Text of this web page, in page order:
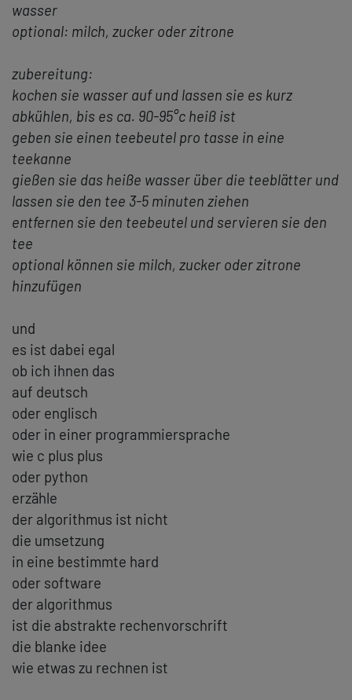
wasser
optional: milch, zucker oder zitrone
zubereitung:
kochen sie wasser auf und lassen sie es kurz
abkühlen, bis es ca. 90-95°c heiß ist
geben sie einen teebeutel pro tasse in eine
teekanne
gießen sie das heiße wasser über die teeblätter und
lassen sie den tee 3-5 minuten ziehen
entfernen sie den teebeutel und servieren sie den
tee
optional können sie milch, zucker oder zitrone
hinzufügen
und
es ist dabei egal
ob ich ihnen das
auf deutsch
oder englisch
oder in einer programmiersprache
wie c plus plus
oder python
erzähle
der algorithmus ist nicht
die umsetzung
in eine bestimmte hard
oder software
der algorithmus
ist die abstrakte rechenvorschrift
die blanke idee
wie etwas zu rechnen ist